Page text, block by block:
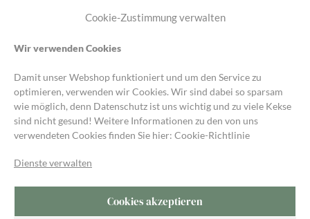
Cookie-Zustimmung verwalten
Wir verwenden Cookies
Damit unser Webshop funktioniert und um den Service zu
optimieren, verwenden wir Cookies. Wir sind dabei so sparsam
wie möglich, denn Datenschutz ist uns wichtig und zu viele Kekse
sind nicht gesund! Weitere Informationen zu den von uns
verwendeten Cookies finden Sie hier: Cookie-Richtlinie
Dienste verwalten
Cookies akzeptieren
Service & Hilfe
Regelung, zzgl.Versandund ggf. Nachnahmegebühren,
wenn nicht anders angegeben.
Unsere Gartengruppe
Kompost&Liebe Gartengruppe auf Telegram.